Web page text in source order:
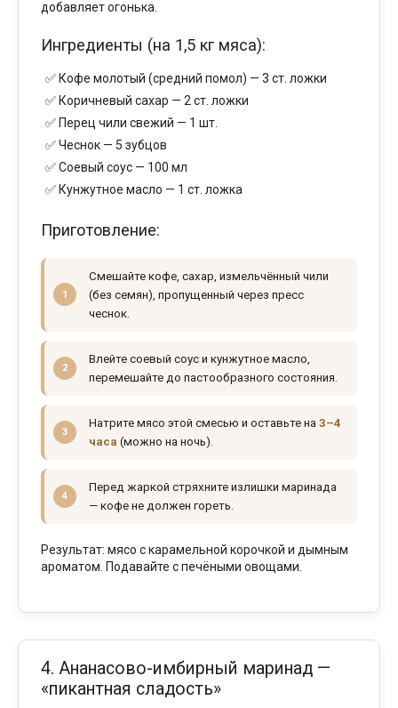
добавляет огонька.
Ингредиенты (на 1,5 кг мяса):
Кофе молотый (средний помол) — 3 ст. ложки
Коричневый сахар — 2 ст. ложки
Перец чили свежий — 1 шт.
Чеснок — 5 зубцов
Соевый соус — 100 мл
Кунжутное масло — 1 ст. ложка
Приготовление:
Смешайте кофе, сахар, измельчённый чили
(без семян), пропущенный через пресс
чеснок.
Влейте соевый соус и кунжутное масло,
перемешайте до пастообразного состояния.
Натрите мясо этой смесью и оставьте на 3–4
часа (можно на ночь).
Перед жаркой стряхните излишки маринада
— кофе не должен гореть.
Результат: мясо с карамельной корочкой и дымным
ароматом. Подавайте с печёными овощами.
4. Ананасово-имбирный маринад —
«пикантная сладость»